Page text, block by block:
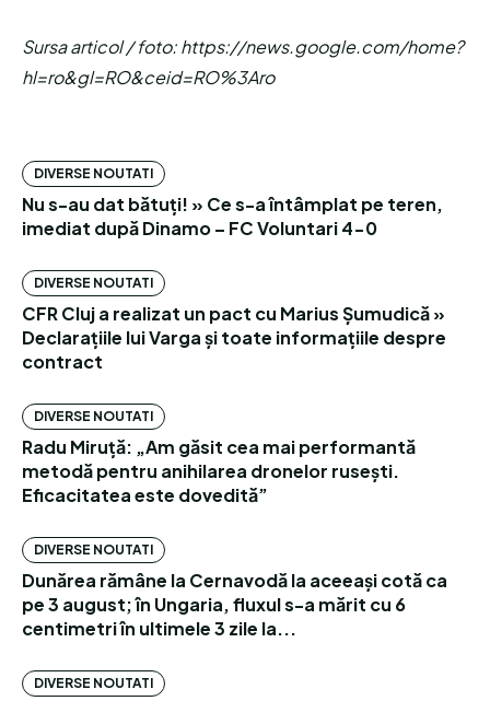
Sursa articol / foto: https://news.google.com/home?
hl=ro&gl=RO&ceid=RO%3Aro
DIVERSE NOUTATI
Nu s-au dat bătuți! » Ce s-a întâmplat pe teren,
imediat după Dinamo – FC Voluntari 4-0
DIVERSE NOUTATI
CFR Cluj a realizat un pact cu Marius Șumudică »
Declarațiile lui Varga și toate informațiile despre
contract
DIVERSE NOUTATI
Radu Miruță: „Am găsit cea mai performantă
metodă pentru anihilarea dronelor rusești.
Eficacitatea este dovedită”
DIVERSE NOUTATI
Dunărea rămâne la Cernavodă la aceeași cotă ca
pe 3 august; în Ungaria, fluxul s-a mărit cu 6
centimetri în ultimele 3 zile la...
DIVERSE NOUTATI